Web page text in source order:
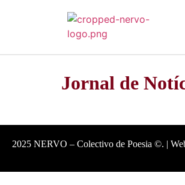
Jornal de
2025 NERVO – Colectivo de Poesia ©. |